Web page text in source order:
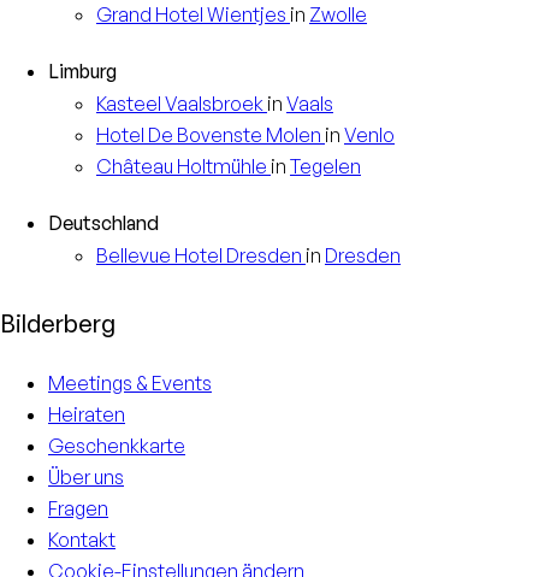
Grand Hotel Wientjes in Zwolle
Limburg
Kasteel Vaalsbroek in Vaals
Hotel De Bovenste Molen in Venlo
Château Holtmühle in Tegelen
Deutschland
Bellevue Hotel Dresden in Dresden
Bilderberg
Meetings & Events
Heiraten
Geschenkkarte
Über uns
Fragen
Kontakt
Cookie-Einstellungen ändern